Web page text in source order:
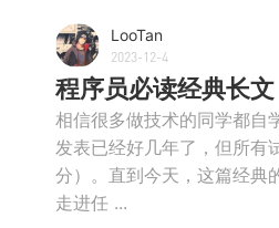
LooTan
2023-12-4
程序员必读经典长
相信很多做技术的同学都自
发表已经好几年了，但所有
分）。直到今天，这篇经典
走进任 ...